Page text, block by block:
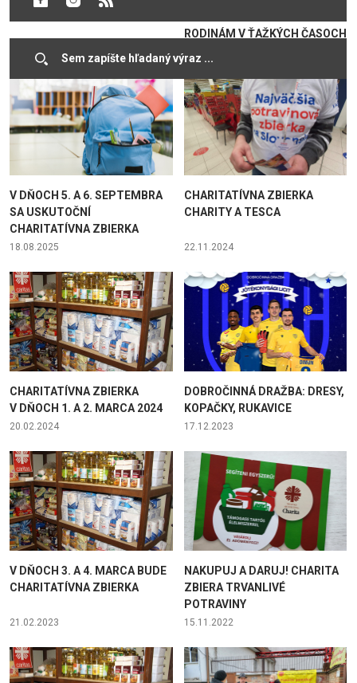
17.06.2026
RODINÁM V ŤAŽKÝCH ČASOCH
V DŇOCH 5. A 6. SEPTEMBRA
SA USKUTOČNÍ
CHARITATÍVNA ZBIERKA
18.08.2025
CHARITATÍVNA ZBIERKA
CHARITY A TESCA
22.11.2024
CHARITATÍVNA ZBIERKA
V DŇOCH 1. A 2. MARCA 2024
20.02.2024
DOBROČINNÁ DRAŽBA: DRESY,
KOPAČKY, RUKAVICE
17.12.2023
V DŇOCH 3. A 4. MARCA BUDE
CHARITATÍVNA ZBIERKA
21.02.2023
NAKUPUJ A DARUJ! CHARITA
ZBIERA TRVANLIVÉ
POTRAVINY
15.11.2022